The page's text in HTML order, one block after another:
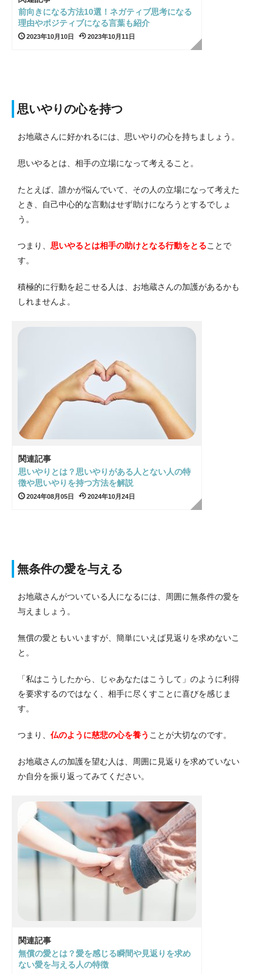
前向きになる方法10選！ネガティブ思考になる
理由やポジティブになる言葉も紹介
2023年10月10日 2023年10月11日
思いやりの心を持つ
お地蔵さんに好かれるには、思いやりの心を持ちましょう。
思いやるとは、相手の立場になって考えること。
たとえば、誰かが悩んでいて、その人の立場になって考えた
とき、自己中心的な言動はせず助けになろうとするでしょ
う。
つまり、 思いやるとは相手の助けとなる行動をとることで
す。
積極的に行動を起こせる人は、お地蔵さんの加護があるかも
しれませんよ。
関連記事
思いやりとは？思いやりがある人とない人の特
徴や思いやりを持つ方法を解説
2024年08月05日 2024年10月24日
無条件の愛を与える
お地蔵さんがついている人になるには、周囲に無条件の愛を
与えましょう。
無償の愛ともいいますが、簡単にいえば見返りを求めないこ
と。
「私はこうしたから、じゃあなたはこうして」のように利得
を要求するのではなく、相手に尽くすことに喜びを感じま
す。
つまり、 仏のように慈悲の心を養う ことが大切なのです。
お地蔵さんの加護を望む人は、周囲に見返りを求めていない
か自分を振り返ってみてください。
関連記事
無償の愛とは？愛を感じる瞬間や見返りを求め
ない愛を与える人の特徴